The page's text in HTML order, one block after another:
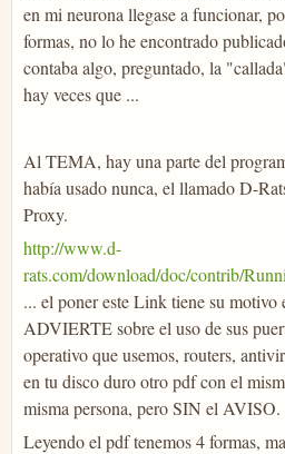
en mi neurona llegase a funcionar,
formas, no lo he encontrado
contaba algo, preguntado, la
hay veces que ...
Al TEMA, hay una parte del
había usado nunca, el llamado D-
Proxy.
http://www.d-
rats.com/download/doc/contrib/
... el poner este Link tiene su motivo
ADVIERTE sobre el uso de sus
operativo que usemos, routers,
en tu disco duro otro pdf con el
misma persona, pero SIN el AVISO.
Leyendo el pdf tenemos 4 formas,